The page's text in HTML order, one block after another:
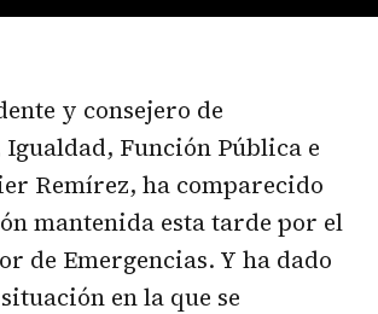
y consejero de
Función Pública e
Remírez, ha comparecido
mantenida esta tarde por el
de Emergencias. Y ha dado
en la que se